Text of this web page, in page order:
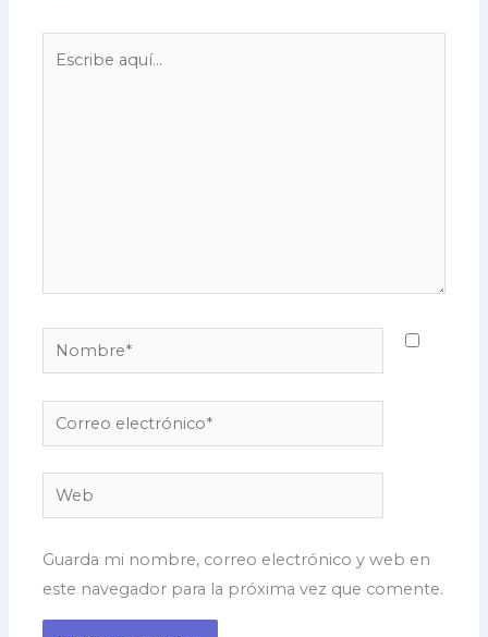
Nombre*
Correo
electrónico*
Web
Guarda mi nombre, correo electrónico y web en
este navegador para la próxima vez que comente.